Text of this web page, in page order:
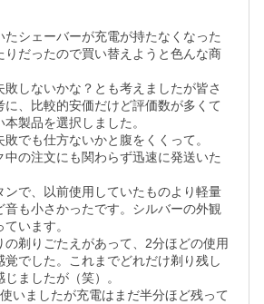
たシェーバーが充電が持たなくなった
りだったので買い替えようと色んな商
しないかな？とも考えましたが皆さ
に、比較的安価だけど評価数が多くて
製品を選択しました。
でも仕方ないかと腹をくくって。
中の注文にも関わらず迅速に発送いた
ンで、以前使用していたものより軽量
音も小さかったです。シルバーの外観
います。
の剃りごたえがあって、2分ほどの使用
覚でした。これまでどれだけ剃り残し
ましたが（笑）。
いましたが充電はまだ半分ほど残って